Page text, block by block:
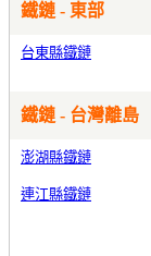
鐵鏈 - 東部
台東縣鐵鏈
鐵鏈 - 台灣離島
澎湖縣鐵鏈
連江縣鐵鏈